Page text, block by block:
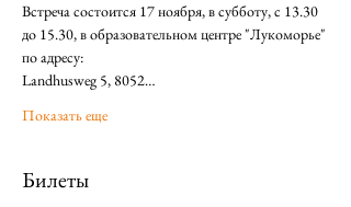
Встреча состоится 17 ноября, в субботу, с 13.30
до 15.30, в образовательном центре "Лукоморье"
по адресу:
Landhusweg 5, 8052…
Показать еще
Билеты